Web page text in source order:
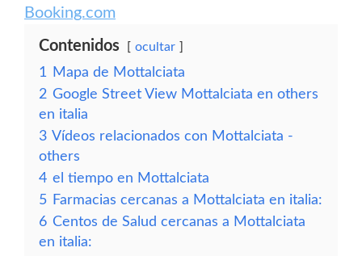
Booking.com
Contenidos ocultar
1
Mapa de Mottalciata
2 Google Street View Mottalciata en others
en italia
3 Vídeos relacionados con Mottalciata -
others
4 el tiempo en Mottalciata
5 Farmacias cercanas a Mottalciata en italia:
6 Centos de Salud cercanas a Mottalciata
en italia: